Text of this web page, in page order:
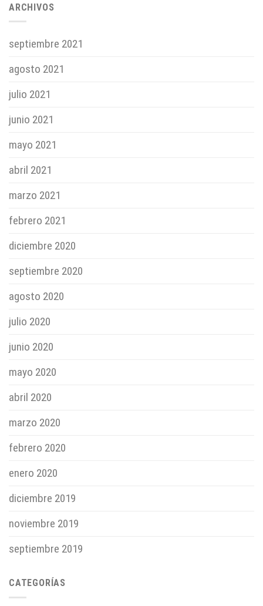
ARCHIVOS
septiembre 2021
agosto 2021
julio 2021
junio 2021
mayo 2021
abril 2021
marzo 2021
febrero 2021
diciembre 2020
septiembre 2020
agosto 2020
julio 2020
junio 2020
mayo 2020
abril 2020
marzo 2020
febrero 2020
enero 2020
diciembre 2019
noviembre 2019
septiembre 2019
CATEGORÍAS